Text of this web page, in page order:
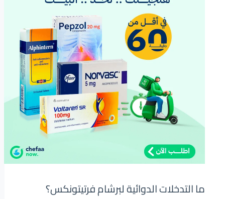
ما التدخلات الدوائية لبرشام فرتيتونكس؟